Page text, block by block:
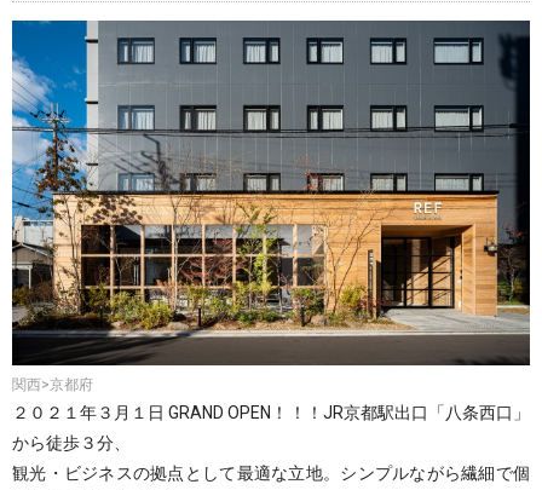
関西>京都府
２０２１年３月１日 GRAND OPEN！！！JR京都駅出口「八条西口」
から徒歩３分、
観光・ビジネスの拠点として最適な立地。シンプルながら繊細で個